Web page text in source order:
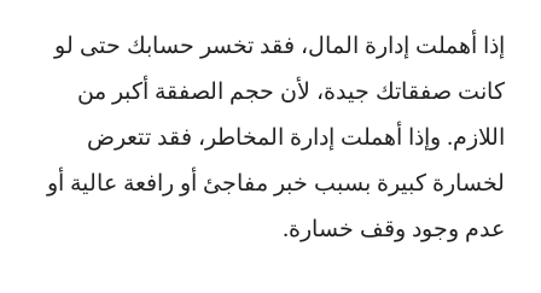
إذا أهملت إدارة المال، فقد تخسر حسابك حتى لو
كانت صفقاتك جيدة، لأن حجم الصفقة أكبر من
اللازم. وإذا أهملت إدارة المخاطر، فقد تتعرض
لخسارة كبيرة بسبب خبر مفاجئ أو رافعة عالية أو
عدم وجود وقف خسارة.